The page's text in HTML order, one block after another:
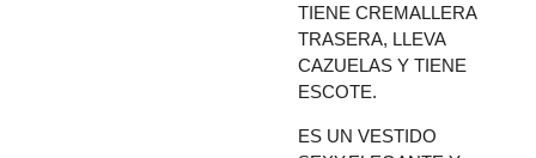
TIENE CREMALLERA
TRASERA, LLEVA
CAZUELAS Y TIENE
ESCOTE.
ES UN VESTIDO